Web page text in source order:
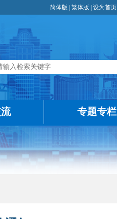
简体版 繁体版 设为首页
专题专栏